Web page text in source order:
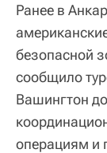
Ранее в
безопасной
сообщило
Вашингтон
операциям и